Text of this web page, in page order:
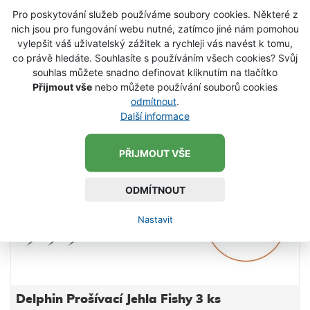
Pro poskytování služeb používáme soubory cookies. Některé z
nich jsou pro fungování webu nutné, zatímco jiné nám pomohou
vylepšit váš uživatelský zážitek a rychleji vás navést k tomu,
co právě hledáte. Souhlasíte s používáním všech cookies? Svůj
souhlas můžete snadno definovat kliknutím na tlačítko
Přijmout vše nebo můžete používání souborů cookies
odmítnout
Další informace
PŘIJMOUT VŠE
ODMÍTNOUT
Nastavit
VLOŽIT DO KOŠÍKU
SKLADEM
Delphin Prošívací Jehla Fishy 3 ks